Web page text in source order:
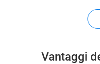
Vantaggi